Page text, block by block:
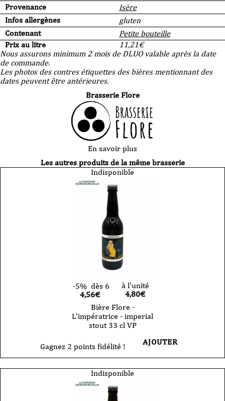
Provenance
Isère
Infos allergènes
gluten
Contenant
Petite bouteille
Prix au litre
11,21€
Nous assurons minimum 2 mois de DLUO valable après la date
de commande.
Les photos des contres étiquettes des bières mentionnant des
dates peuvent être antérieures.
Brasserie Flore
En savoir plus
Les autres produits de la même brasserie
Indisponible
-5% dès 6
4,56€
à l'unité
4,80€
Bière Flore -
L'impératrice - imperial
stout 33 cl VP
Gagnez 2 points fidélité ! AJOUTER
Indisponible